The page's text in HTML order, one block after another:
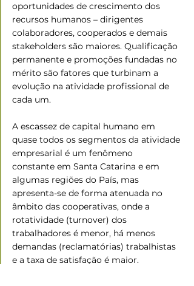
oportunidades de crescimento dos
recursos humanos – dirigentes
colaboradores, cooperados e demais
stakeholders são maiores. Qualificação
permanente e promoções fundadas no
mérito são fatores que turbinam a
evolução na atividade profissional de
cada um.
A escassez de capital humano em
quase todos os segmentos da atividade
empresarial é um fenômeno
constante em Santa Catarina e em
algumas regiões do País, mas
apresenta-se de forma atenuada no
âmbito das cooperativas, onde a
rotatividade (turnover) dos
trabalhadores é menor, há menos
demandas (reclamatórias) trabalhistas
e a taxa de satisfação é maior.